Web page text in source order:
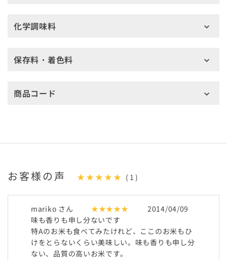
化学調味料
保存料・着色料
商品コード
お客様の声 ★★★★★ (1)
mariko さん ★★★★★
2014/04/09
味も香りも申し分ないです
特Aのお米も食べてみたけれど、ここのお米もひ
けをとらないくらい美味しい。味も香りも申し分
ない、品質の高いお米です。